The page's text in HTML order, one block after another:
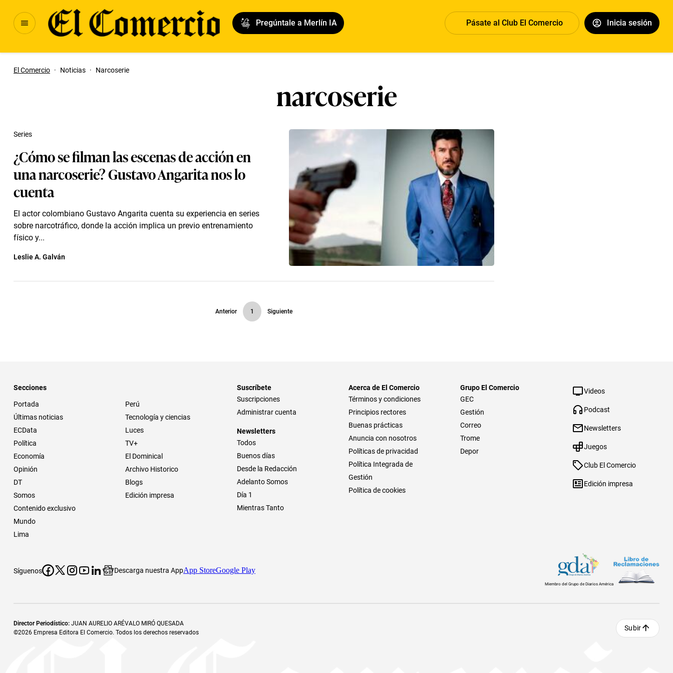
Pregúntale a Merlín IA Pásate al Club El Comercio Inicia sesión
El Comercio · Noticias · Narcoserie
narcoserie
¿Cómo se filman las escenas de acción en
una narcoserie? Gustavo Angarita nos lo
cuenta
El actor colombiano Gustavo Angarita cuenta su experiencia en series
sobre narcotráfico, donde la acción implica un previo entrenamiento
físico y...
Series
Leslie A. Galván
Anterior 1 Siguiente
Secciones
Portada
Últimas noticias
ECData
Política
Economía
Opinión
DT
Somos
Contenido exclusivo
Mundo
Lima
Perú
Tecnología y ciencias
Luces
TV+
El Dominical
Archivo Historico
Blogs
Edición impresa
Suscríbete
Suscripciones
Administrar cuenta
Newsletters
Todos
Buenos días
Desde la Redacción
Adelanto Somos
Día 1
Mientras Tanto
Acerca de El Comercio
Términos y condiciones
Principios rectores
Buenas prácticas
Anuncia con nosotros
Políticas de privacidad
Política Integrada de
Gestión
Política de cookies
Grupo El Comercio
GEC
Gestión
Correo
Trome
Depor
Videos
Podcast
Newsletters
Juegos
Club El Comercio
Edición impresa
Síguenos Descarga nuestra AppApp StoreGoogle Play
Miembro del Grupo de Diarios América
Director Periodístico: JUAN AURELIO ARÉVALO MIRÓ QUESADA
©2026 Empresa Editora El Comercio. Todos los derechos reservados
Subir